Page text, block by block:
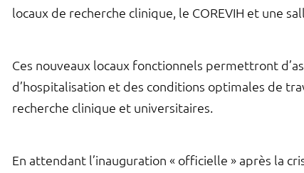
locaux de recherche clinique, le COREVIH et une
Ces nouveaux locaux fonctionnels permettront
d’hospitalisation et des conditions optimales de
recherche clinique et universitaires.
En attendant l’inauguration « officielle » après la